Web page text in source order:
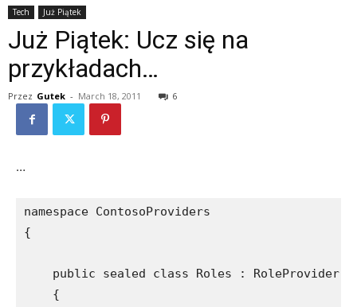
Tech Już Piątek
Już Piątek: Ucz się na
przykładach…
Przez Gutek - March 18, 2011 6
…
namespace ContosoProviders
{
    public sealed class Roles : RoleProvider
    {